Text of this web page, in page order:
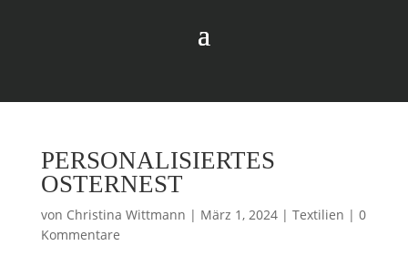
PERSONALISIERTES
OSTERNEST
von Christina Wittmann | März 1, 2024| Textilien | 0
Kommentare